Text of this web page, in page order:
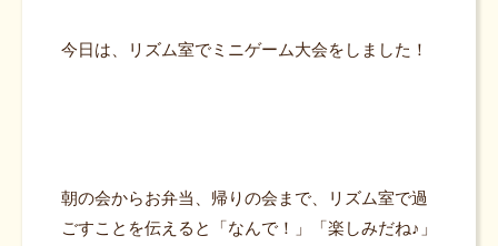
今日は、リズム室でミニゲーム大会をしました！
朝の会からお弁当、帰りの会まで、リズム室で過
ごすことを伝えると「なんで！」「楽しみだね♪」